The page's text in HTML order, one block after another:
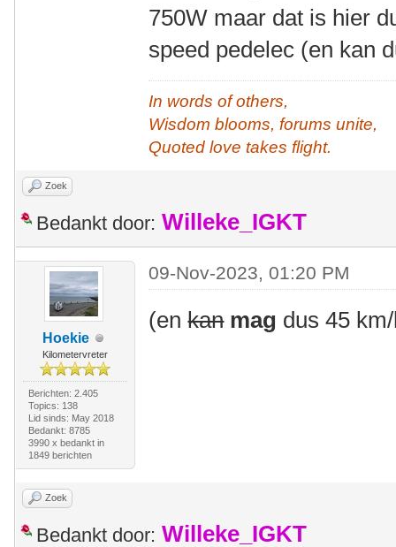
750W maar dat is hier
speed pedelec (en kan
In words of others,
Wisdom blooms, forums unite,
Quoted love takes flight.
Zoek
Bedankt door: Willeke_IGKT
Hoekie
Kilometervreter
Berichten: 2.405
Topics: 138
Lid sinds: May 2018
Bedankt: 8785
3990 x bedankt in
1849 berichten
09-Nov-2023, 01:20 PM
(enkan mag dus 45
Zoek
Bedankt door: Willeke_IGKT